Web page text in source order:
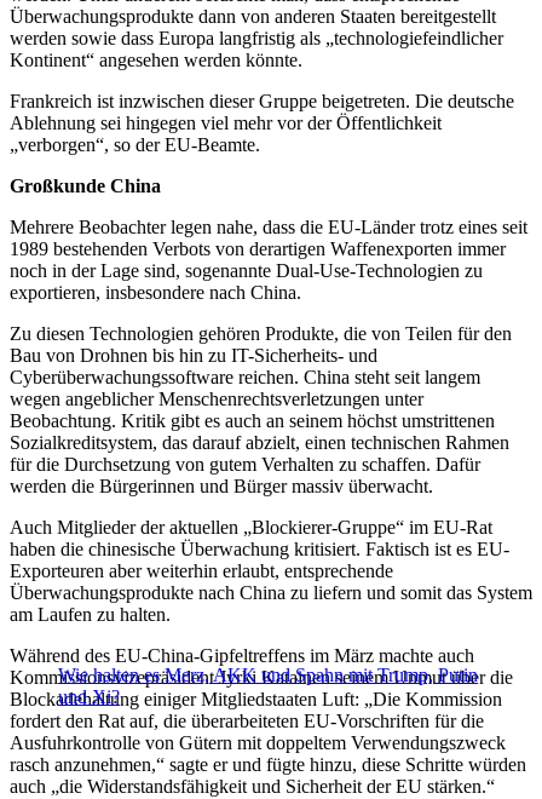
Überwachungsprodukte dann von anderen Staaten bereitgestellt
werden sowie dass Europa langfristig als „technologiefeindlicher
Kontinent“ angesehen werden könnte.
Frankreich ist inzwischen dieser Gruppe beigetreten. Die deutsche
Ablehnung sei hingegen viel mehr vor der Öffentlichkeit
„verborgen“, so der EU-Beamte.
Großkunde China
Mehrere Beobachter legen nahe, dass die EU-Länder trotz eines seit
1989 bestehenden Verbots von derartigen Waffenexporten immer
noch in der Lage sind, sogenannte Dual-Use-Technologien zu
exportieren, insbesondere nach China.
Zu diesen Technologien gehören Produkte, die von Teilen für den
Bau von Drohnen bis hin zu IT-Sicherheits- und
Cyberüberwachungssoftware reichen. China steht seit langem
wegen angeblicher Menschenrechtsverletzungen unter
Beobachtung. Kritik gibt es auch an seinem höchst umstrittenen
Sozialkreditsystem, das darauf abzielt, einen technischen Rahmen
für die Durchsetzung von gutem Verhalten zu schaffen. Dafür
werden die Bürgerinnen und Bürger massiv überwacht.
Auch Mitglieder der aktuellen „Blockierer-Gruppe“ im EU-Rat
haben die chinesische Überwachung kritisiert. Faktisch ist es EU-
Exporteuren aber weiterhin erlaubt, entsprechende
Überwachungsprodukte nach China zu liefern und somit das System
am Laufen zu halten.
Wie halten es Merz, AKK und Spahn mit Trump, Putin
und Xi?
Während des EU-China-Gipfeltreffens im März machte auch
Kommissionsvizepräsident Jyrki Katainen seinem Unmut über die
Blockadehaltung einiger Mitgliedstaaten Luft: „Die Kommission
fordert den Rat auf, die überarbeiteten EU-Vorschriften für die
Ausfuhrkontrolle von Gütern mit doppeltem Verwendungszweck
rasch anzunehmen,“ sagte er und fügte hinzu, diese Schritte würden
auch „die Widerstandsfähigkeit und Sicherheit der EU stärken.“